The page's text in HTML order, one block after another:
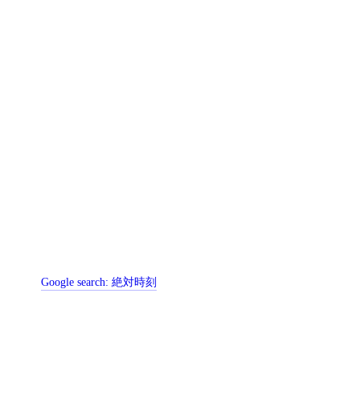
Google search:絶対時刻